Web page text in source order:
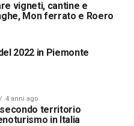
vigneti, cantine e
Mon ferrato e Roero
2022 in Piemonte
4 anni ago
territorio
in Italia